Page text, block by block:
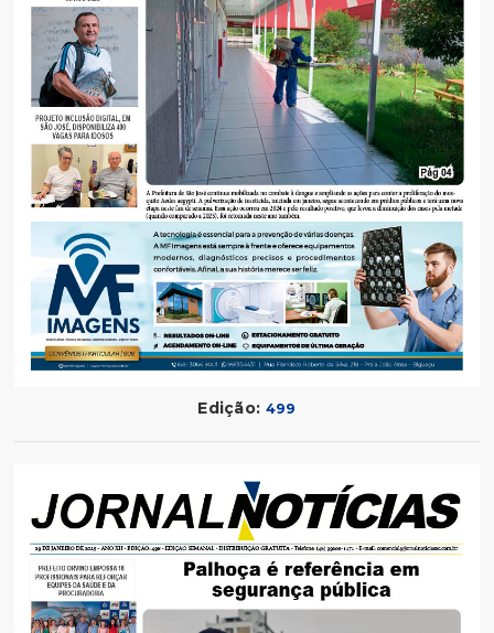
Edição: 499